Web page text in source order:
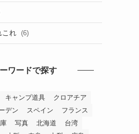
(2)
(6)
これ (6)
ワードで探す
キャンプ道具
クロアチア
デン スペイン
フランス
写真 北海道
台湾